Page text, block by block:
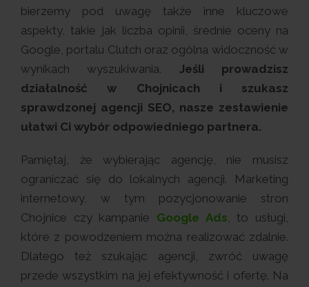
bierzemy pod uwagę także inne kluczowe
aspekty, takie jak liczba opinii, średnie oceny na
Google, portalu Clutch oraz ogólna widoczność w
wynikach wyszukiwania. Jeśli prowadzisz
działalność w Chojnicach i szukasz
sprawdzonej agencji SEO, nasze zestawienie
ułatwi Ci wybór odpowiedniego partnera.
Pamiętaj, że wybierając agencję, nie musisz
ograniczać się do lokalnych agencji. Marketing
internetowy, w tym pozycjonowanie stron
Chojnice czy kampanie Google Ads, to usługi,
które z powodzeniem można realizować zdalnie.
Dlatego też szukając agencji, zwróć uwagę
przede wszystkim na jej efektywność i ofertę. Na